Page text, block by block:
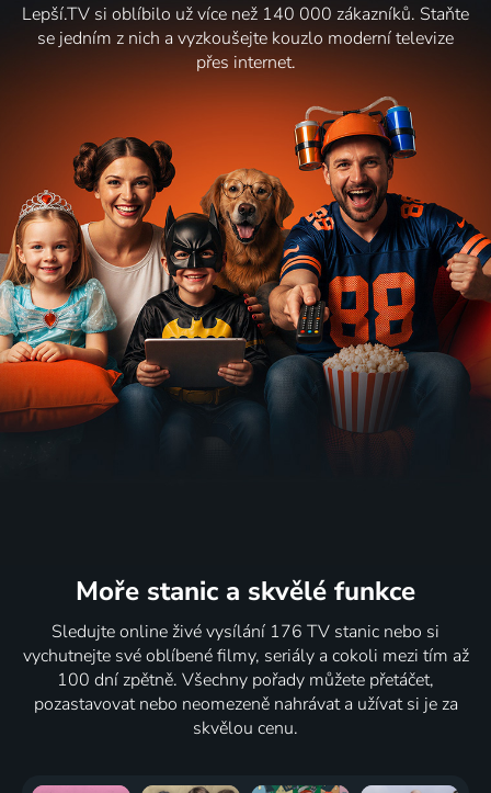
Lepší.TV si oblíbilo už více než 140 000 zákazníků. Staňte
se jedním z nich a vyzkoušejte kouzlo moderní televize
přes internet.
Moře stanic a skvělé funkce
Sledujte online živé vysílání 176 TV stanic nebo si
vychutnejte své oblíbené filmy, seriály a cokoli mezi tím až
100 dní zpětně. Všechny pořady můžete přetáčet,
pozastavovat nebo neomezeně nahrávat a užívat si je za
skvělou cenu.